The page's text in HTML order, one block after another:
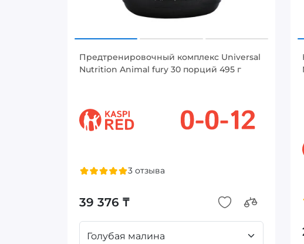
Предтренировочный комплекс Universal
Nutrition Animal fury 30 порций 495 г
3 отзыва
39 376 ₸
Голубая малина